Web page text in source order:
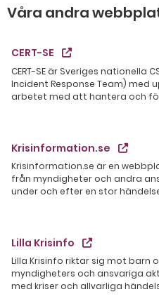
Våra andra
CERT-SE
CERT-SE är Sveriges nationella
Incident Response Team)
arbetet med att hantera och
Krisinformation.se
Krisinformation.se är en
från myndigheter och andra
under och efter en stor
Lilla Krisinfo
Lilla Krisinfo riktar sig mot barn
myndigheters och ansvariga
med kriser och allvarliga